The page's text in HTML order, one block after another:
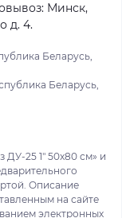
Минск,
д. 4.
Беларусь,
Беларусь,
25 1" 50x80 см» и
Описание
на сайте
электронных